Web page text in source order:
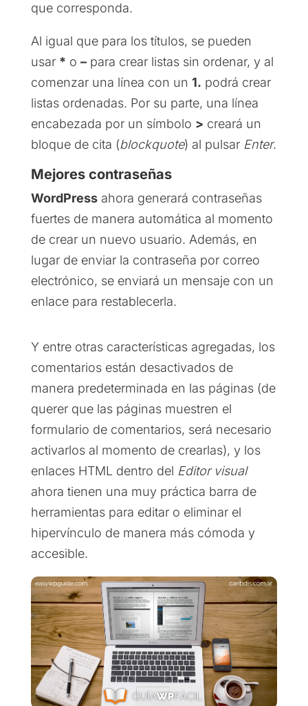
que corresponda.
Al igual que para los títulos, se pueden
usar * o –para crear listas sin ordenar, y al
comenzar una línea con un 1. podrá crear
listas ordenadas. Por su parte, una línea
encabezada por un símbolo > creará un
bloque de cita (blockquote) al pulsar Enter.
Mejores contraseñas
WordPressahora generará contraseñas
fuertes de manera automática al momento
de crear un nuevo usuario. Además, en
lugar de enviar la contraseña por correo
electrónico, se enviará un mensaje con un
enlace para restablecerla.
Y entre otras características agregadas, los
comentarios están desactivados de
manera predeterminada en las páginas (de
querer que las páginas muestren el
formulario de comentarios, será necesario
activarlos al momento de crearlas), y los
enlaces HTML dentro del Editor visual
ahora tienen una muy práctica barra de
herramientas para editar o eliminar el
hipervínculo de manera más cómoda y
accesible.